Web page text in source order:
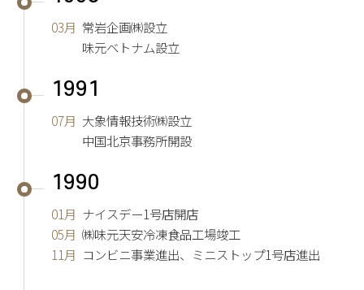
03月 常岩企画㈱設立
味元ベトナム設立
1991
07月 大象情報技術㈱設立
中国北京事務所開設
1990
01月 ナイスデー1号店開店
05月 ㈱味元天安冷凍食品工場竣工
11月 コンビニ事業進出、ミニストップ1号店進出